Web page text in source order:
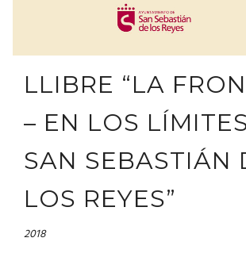
LLIBRE “LA
– EN LOS
SAN SEBASTIÁN
LOS REYES”
2018